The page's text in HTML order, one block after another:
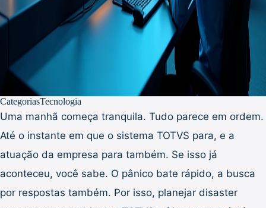
CategoriasTecnologia
Uma manhã começa tranquila. Tudo parece em ordem.
Até o instante em que o sistema TOTVS para, e a
atuação da empresa para também. Se isso já
aconteceu, você sabe. O pânico bate rápido, a busca
por respostas também. Por isso, planejar disaster